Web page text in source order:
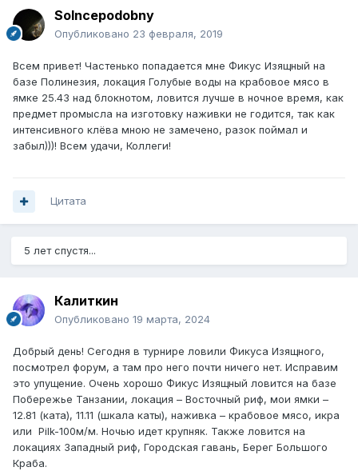
Solncepodobny
Опубликовано 23 февраля, 2019
Всем привет! Частенько попадается мне Фикус Изящный на
базе Полинезия, локация Голубые воды на крабовое мясо в
ямке 25.43 над блокнотом, ловится лучше в ночное время, как
предмет промысла на изготовку наживки не годится, так как
интенсивного клёва мною не замечено, разок поймал и
забыл)))! Всем удачи, Коллеги!
Цитата
5 лет спустя...
Калиткин
Опубликовано 19 марта, 2024
Добрый день! Сегодня в турнире ловили Фикуса Изящного,
посмотрел форум, а там про него почти ничего нет. Исправим
это упущение. Очень хорошо Фикус Изящный ловится на базе
Побережье Танзании, локация – Восточный риф, мои ямки –
12.81 (ката), 11.11 (шкала каты), наживка – крабовое мясо, икра
или Pilk-100м/м. Ночью идет крупняк. Также ловится на
локациях Западный риф, Городская гавань, Берег Большого
Краба.